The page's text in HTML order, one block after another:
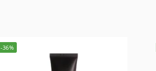
-36%